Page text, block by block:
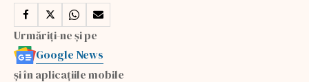
Urmăriți-ne și pe
Google News
și în aplicațiile mobile